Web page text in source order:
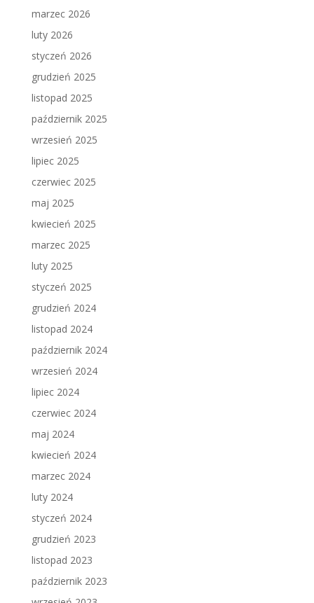
marzec 2026
luty 2026
styczeń 2026
grudzień 2025
listopad 2025
październik 2025
wrzesień 2025
lipiec 2025
czerwiec 2025
maj 2025
kwiecień 2025
marzec 2025
luty 2025
styczeń 2025
grudzień 2024
listopad 2024
październik 2024
wrzesień 2024
lipiec 2024
czerwiec 2024
maj 2024
kwiecień 2024
marzec 2024
luty 2024
styczeń 2024
grudzień 2023
listopad 2023
październik 2023